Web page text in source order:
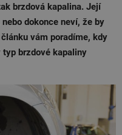
brzdová kapalina. Její
dokonce neví, že by
vám poradíme, kdy
brzdové kapaliny